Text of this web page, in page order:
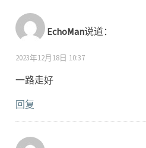
EchoMan说道：
2023年12月18日 10:37
一路走好
回复